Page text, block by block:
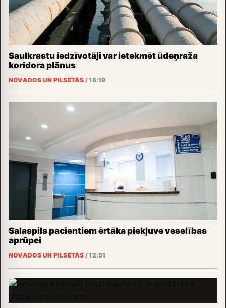
Saulkrastu iedzīvotāji var ietekmēt ūdeņraža
koridora plānus
NOVADOS UN PILSĒTĀS /16:19
Salaspils pacientiem ērtāka piekļuve veselības
aprūpei
NOVADOS UN PILSĒTĀS /12:51